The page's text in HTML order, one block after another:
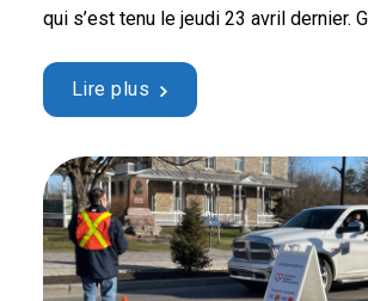
qui s’est tenu le jeudi 23 avril dernier.
montant record de 17 838 $ a été
l’Hôpital de Saint-Eustache. Tout au
Lire plus